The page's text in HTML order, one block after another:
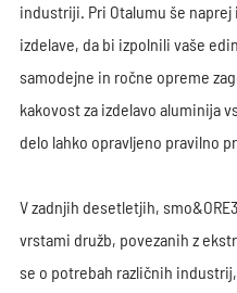
industriji. Pri Otalumu še
izdelave, da bi izpolnili vaše
samodejne in ročne opreme
kakovost za izdelavo aluminija
delo lahko opravljeno pravilno
V zadnjih desetletjih,
vrstami družb, povezanih z
se o potrebah različnih